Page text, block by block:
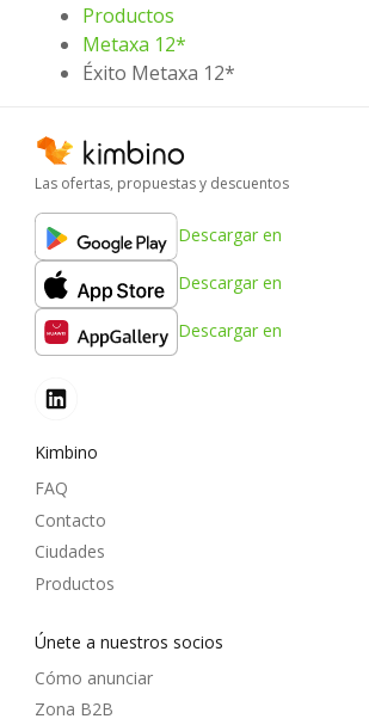
Productos
Metaxa 12*
Éxito Metaxa 12*
Las ofertas, propuestas y descuentos
Descargar en
Descargar en
Descargar en
Kimbino
FAQ
Contacto
Ciudades
Productos
Únete a nuestros socios
Cómo anunciar
Zona B2B